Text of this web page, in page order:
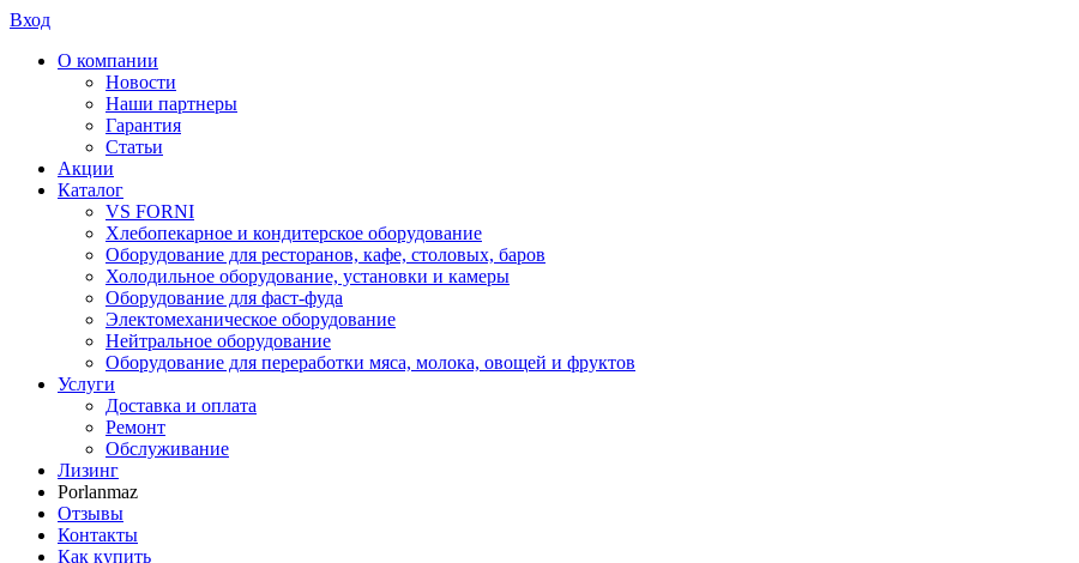
Вход
О компании
Новости
Наши партнеры
Гарантия
Статьи
Акции
Каталог
VS FORNI
Хлебопекарное и кондитерское оборудование
Оборудование для ресторанов, кафе, столовых, баров
Холодильное оборудование, установки и камеры
Оборудование для фаст-фуда
Электомеханическое оборудование
Нейтральное оборудование
Оборудование для переработки мяса, молока, овощей и фруктов
Услуги
Доставка и оплата
Ремонт
Обслуживание
Лизинг
Porlanmaz
Отзывы
Контакты
Как купить